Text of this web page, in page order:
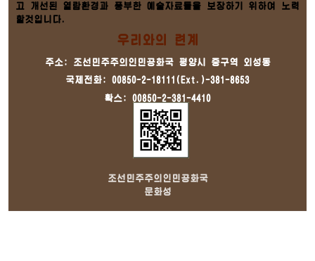
고 개선된 열람환경과 풍부한 예술자료들을 보장하기 위하여 노력
할것입니다.
우리와의 련계
주소: 조선민주주의인민공화국 평양시 중구역 외성동
국제전화: 00850-2-18111(Ext.)-381-8653
확스: 00850-2-381-4410
조선민주주의인민공화국
문화성